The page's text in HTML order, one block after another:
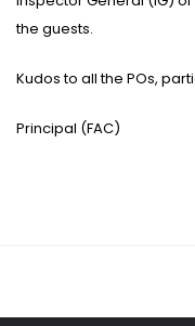
the guests.
Kudos to all the POs,
Principal (FAC)